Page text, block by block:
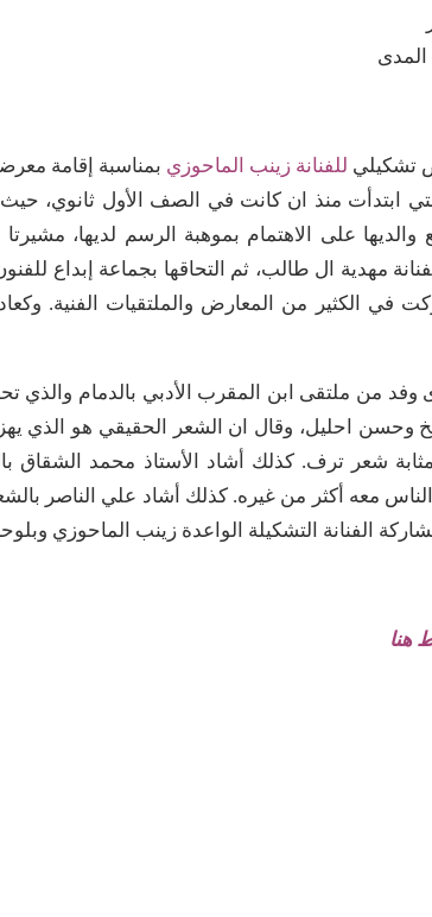
تشكيلي للفنانة زينب الماحوزي بمناسبة إقامة
ابتدأت منذ ان كانت في الصف الأول ثانوي،
على الاهتمام بموهبة الرسم لديها،
مهدية ال طالب، ثم التحاقها بجماعة إبداع
في الكثير من المعارض والملتقيات الفنية.
وفد من ملتقى ابن المقرب الأدبي بالدمام والذي
وحسن احليل، وقال ان الشعر الحقيقي هو الذي يهز
بمثابة شعر ترف. كذلك أشاد الأستاذ محمد الشقاق
معه أكثر من غيره. كذلك أشاد علي الناصر
الفنانة التشكيلة الواعدة زينب الماحوزي
هنا